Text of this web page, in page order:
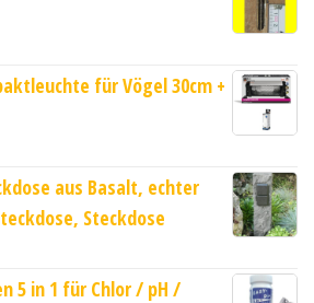
für Vögel 30cm +
aus Basalt, echter
Steckdose
5 in 1 für Chlor / pH /